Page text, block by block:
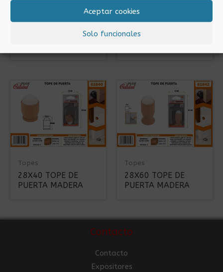
Aceptar cookies
Solo funcionales
Topes
TOPE DE PUERTA
Topes
TOPE DE PUERTA
Topes
28X40 TOPE DE
PUERTA MADERA
Topes
28X60 TOPE DE
PUERTA MADERA
Contacto
Contacto
Expositores